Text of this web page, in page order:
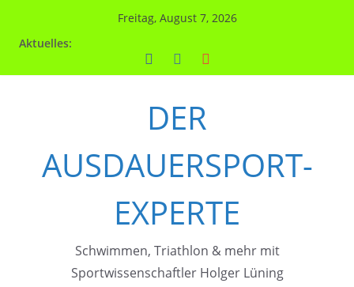
Freitag, August 7, 2026
Aktuelles:
DER
AUSDAUERSPORT-
EXPERTE
Schwimmen, Triathlon & mehr mit
Sportwissenschaftler Holger Lüning